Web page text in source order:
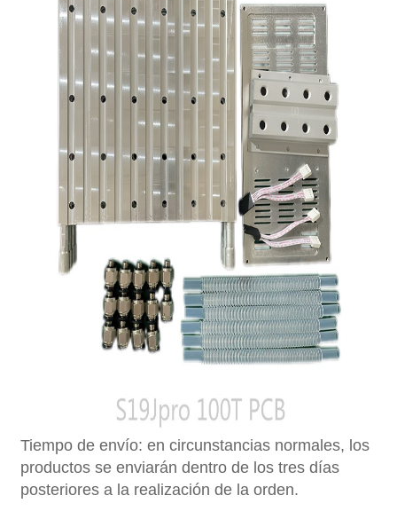
Tiempo de envío: en circunstancias normales, los
productos se enviarán dentro de los tres días
posteriores a la realización de la orden.